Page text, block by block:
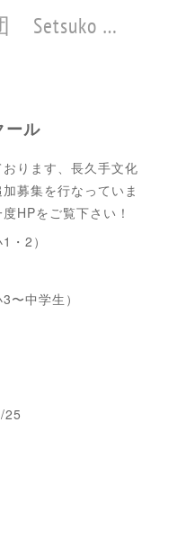
川口節子バレエ団 Setsuko Kawaguchi Ballet
ール
ります、長久手文化
募集を行なっていま
HPをご覧下さい！
・2）
〜中学生）
25